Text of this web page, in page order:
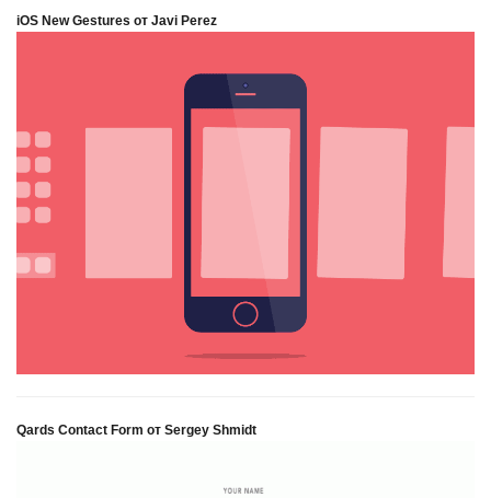
iOS New Gestures от Javi Perez
Qards Contact Form от Sergey Shmidt